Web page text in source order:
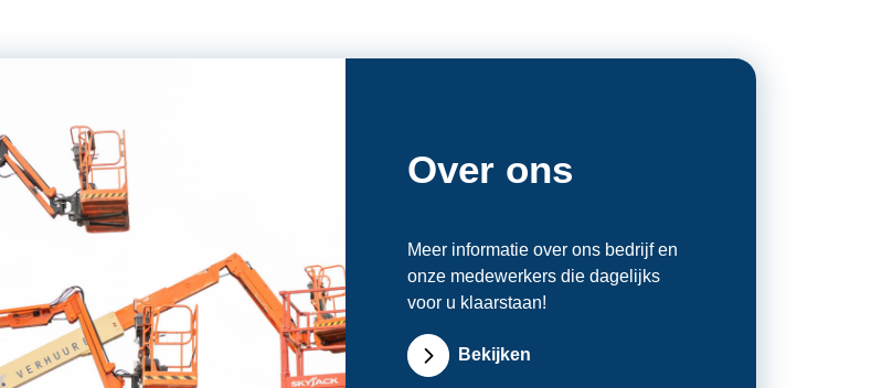
Over ons
Meer informatie over ons bedrijf en
onze medewerkers die dagelijks
voor u klaarstaan!
Bekijken